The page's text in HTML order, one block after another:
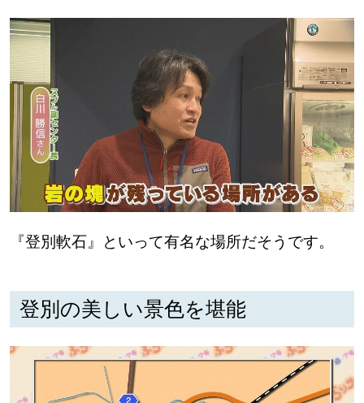
『登別軟石』といって有名な場所だそうです。
登別の美しい景色を堪能